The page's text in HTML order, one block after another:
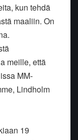
kun tehdä
maaliin. On
meille, että
MM-
Lindholm
19